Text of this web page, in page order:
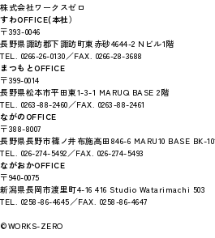
株式会社ワークスゼロ
すわOFFICE(本社）
〒393-0046
長野県諏訪郡下諏訪町東赤砂4644-2 Nビル1階
TEL. 0266-26-0130／FAX. 0266-28-3688
まつもとOFFICE
〒399-0014
長野県松本市平田東1-3-1 MARUQ BASE 2階
TEL. 0263-88-2460／FAX. 0263-88-2461
ながのOFFICE
〒388-8007
長野県長野市篠ノ井布施高田846-6 MARU10 BASE BK-
TEL. 026-274-5492／FAX. 026-274-5493
ながおかOFFICE
〒940-0075
新潟県長岡市渡里町4-16 416 Studio Watarimachi 503
TEL. 0258-86-4645／FAX. 0258-86-4647
©WORKS-ZERO